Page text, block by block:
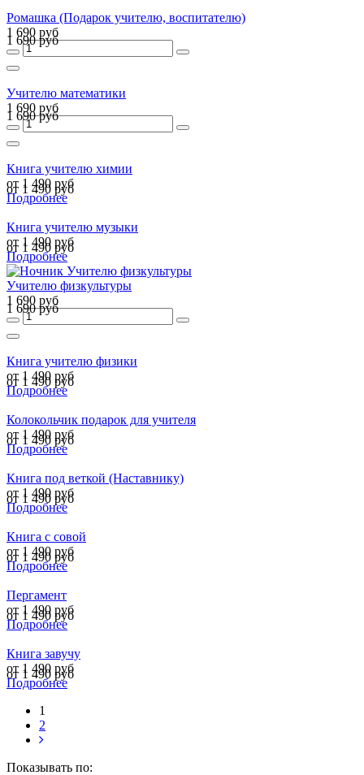
Ромашка (Подарок учителю, воспитателю)
1 690 руб
1 690 руб
Учителю математики
1 690 руб
1 690 руб
Книга учителю химии
от 1 490 руб
от 1 490 руб
Подробнее
Книга учителю музыки
от 1 490 руб
от 1 490 руб
Подробнее
Учителю физкультуры
1 690 руб
1 690 руб
Книга учителю физики
от 1 490 руб
от 1 490 руб
Подробнее
Колокольчик подарок для учителя
от 1 490 руб
от 1 490 руб
Подробнее
Книга под веткой (Наставнику)
от 1 490 руб
от 1 490 руб
Подробнее
Книга с совой
от 1 490 руб
от 1 490 руб
Подробнее
Пергамент
от 1 490 руб
от 1 490 руб
Подробнее
Книга завучу
от 1 490 руб
от 1 490 руб
Подробнее
1
2
Показывать по: